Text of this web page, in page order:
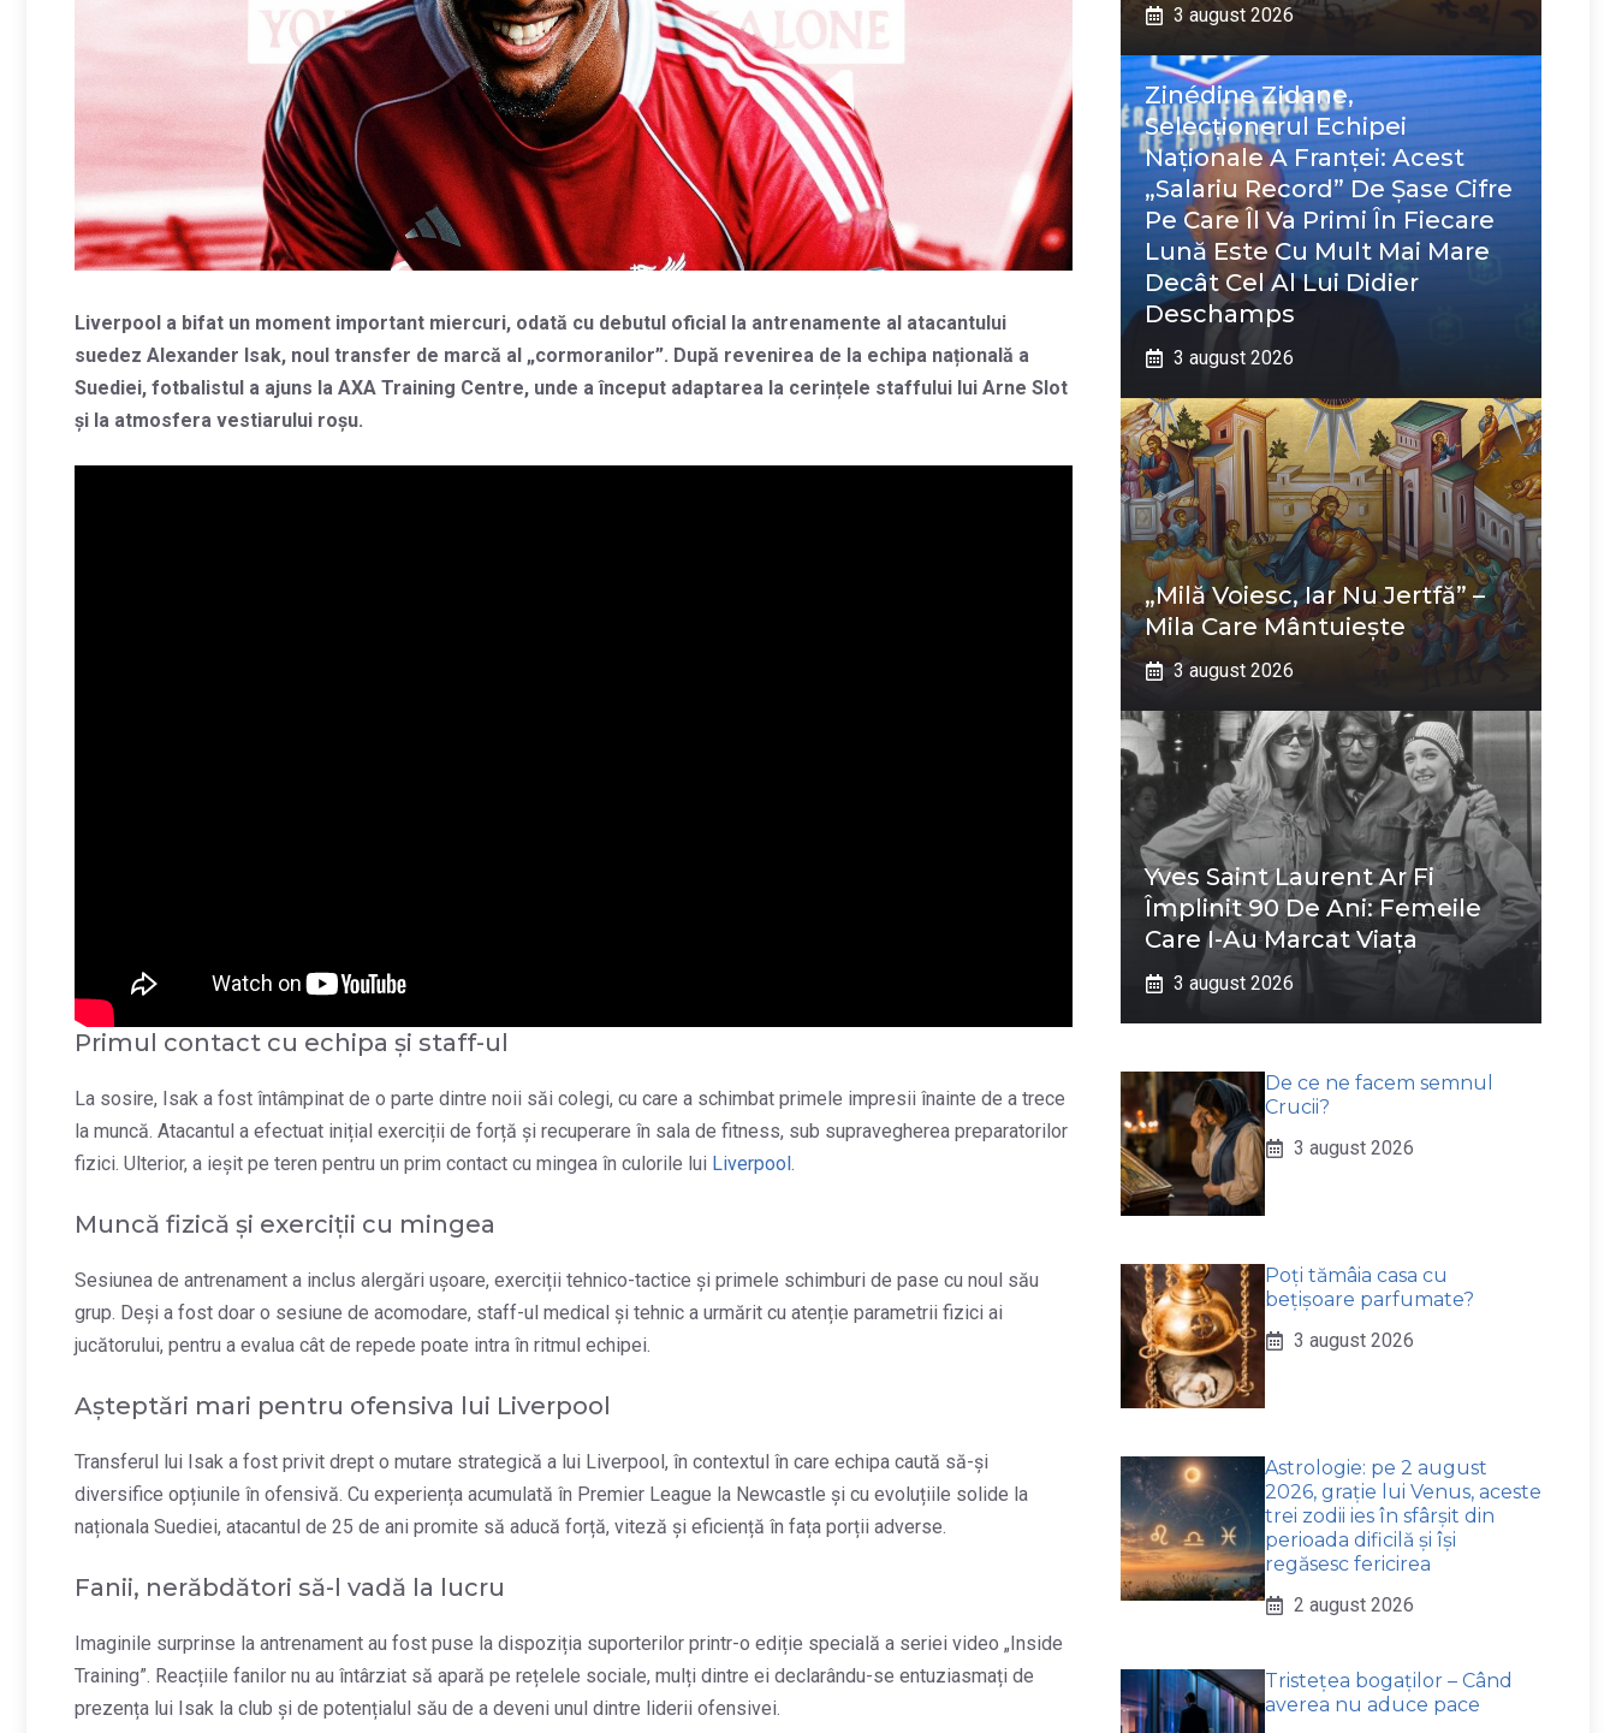
Liverpool a bifat un moment important miercuri, odată cu debutul oficial la antrenamente al atacantului
suedez Alexander Isak, noul transfer de marcă al „cormoranilor”. După revenirea de la echipa națională a
Suediei, fotbalistul a ajuns la AXA Training Centre, unde a început adaptarea la cerințele staffului lui Arne Slot
și la atmosfera vestiarului roșu.
Primul contact cu echipa și staff-ul
La sosire, Isak a fost întâmpinat de o parte dintre noii săi colegi, cu care a schimbat primele impresii înainte de a trece
la muncă. Atacantul a efectuat inițial exerciții de forță și recuperare în sala de fitness, sub supravegherea preparatorilor
fizici. Ulterior, a ieșit pe teren pentru un prim contact cu mingea în culorile lui Liverpool.
Muncă fizică și exerciții cu mingea
Sesiunea de antrenament a inclus alergări ușoare, exerciții tehnico-tactice și primele schimburi de pase cu noul său
grup. Deși a fost doar o sesiune de acomodare, staff-ul medical și tehnic a urmărit cu atenție parametrii fizici ai
jucătorului, pentru a evalua cât de repede poate intra în ritmul echipei.
Așteptări mari pentru ofensiva lui Liverpool
Transferul lui Isak a fost privit drept o mutare strategică a lui Liverpool, în contextul în care echipa caută să-și
diversifice opțiunile în ofensivă. Cu experiența acumulată în Premier League la Newcastle și cu evoluțiile solide la
naționala Suediei, atacantul de 25 de ani promite să aducă forță, viteză și eficiență în fața porții adverse.
Fanii, nerăbdători să-l vadă la lucru
Imaginile surprinse la antrenament au fost puse la dispoziția suporterilor printr-o ediție specială a seriei video „Inside
Training”. Reacțiile fanilor nu au întârziat să apară pe rețelele sociale, mulți dintre ei declarându-se entuziasmați de
prezența lui Isak la club și de potențialul său de a deveni unul dintre liderii ofensivei.
3 august 2026
Zinédine Zidane,
Selecționerul Echipei
Naționale A Franței: Acest
„salariu Record” De Șase Cifre
Pe Care Îl Va Primi În Fiecare
Lună Este Cu Mult Mai Mare
Decât Cel Al Lui Didier
Deschamps
3 august 2026
„Milă Voiesc, Iar Nu Jertfă” –
Mila Care Mântuiește
3 august 2026
Yves Saint Laurent Ar Fi
Împlinit 90 De Ani: Femeile
Care I-Au Marcat Viața
3 august 2026
De ce ne facem semnul
Crucii?
3 august 2026
Poți tămâia casa cu
bețișoare parfumate?
3 august 2026
Astrologie: pe 2 august
2026, grație lui Venus, aceste
trei zodii ies în sfârșit din
perioada dificilă și își
regăsesc fericirea
2 august 2026
Tristețea bogaților – Când
averea nu aduce pace